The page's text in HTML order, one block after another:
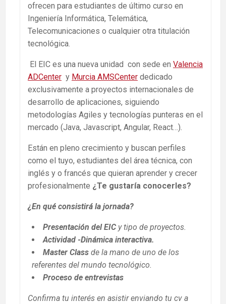
ofrecen para estudiantes de último curso en
Ingeniería Informática, Telemática,
Telecomunicaciones o cualquier otra titulación
tecnológica.
El EIC es una nueva unidad con sede en Valencia
ADCenter y Murcia AMSCenter dedicado
exclusivamente a proyectos internacionales de
desarrollo de aplicaciones, siguiendo
metodologías Agiles y tecnologías punteras en el
mercado (Java, Javascript, Angular, React…).
Están en pleno crecimiento y buscan perfiles
como el tuyo, estudiantes del área técnica, con
inglés y o francés que quieran aprender y crecer
profesionalmente ¿Te gustaría conocerles?
¿En qué consistirá la jornada?
Presentación del EIC y tipo de proyectos.
Actividad -Dinámica interactiva.
Master Class de la mano de uno de los
referentes del mundo tecnológico.
Proceso de entrevistas
Confirma tu interés en asistir enviando tu cv a